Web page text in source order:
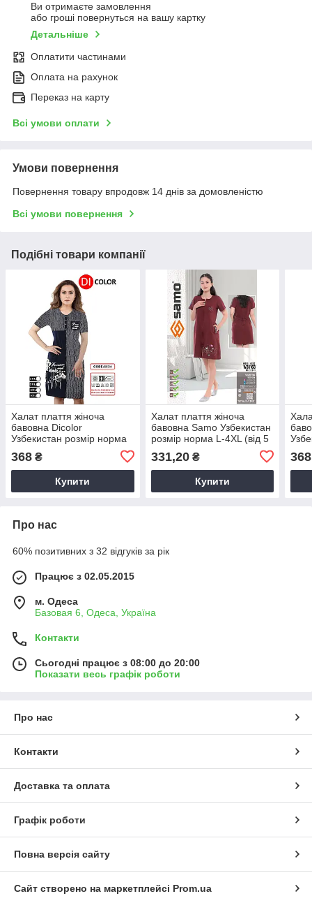
Ви отримаєте замовлення
або гроші повернуться на вашу картку
Детальніше
Оплатити частинами
Оплата на рахунок
Переказ на карту
Всі умови оплати
Умови повернення
Повернення товару впродовж 14 днів за домовленістю
Всі умови повернення
Подібні товари компанії
Халат плаття жіноча
бавовна Dicolor
Узбекистан розмір норма
368 ₴
Купити
Халат плаття жіноча
бавовна Samo Узбекистан
розмір норма L-4XL (від 5
331,20₴
Купити
368
Про нас
60% позитивних з 32 відгуків за рік
Працює з 02.05.2015
м. Одеса
Базовая 6, Одеса, Україна
Контакти
Сьогодні працює з 08:00 до 20:00
Показати весь графік роботи
Про нас
Контакти
Доставка та оплата
Графік роботи
Повна версія сайту
Сайт створено на маркетплейсі Prom.ua